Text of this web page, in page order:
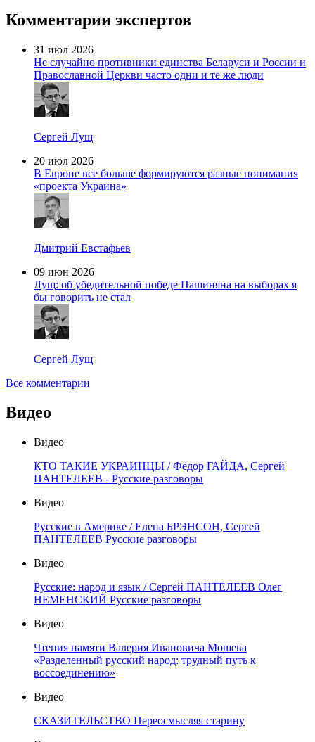
Комментарии экспертов
31 июл 2026
Не случайно противники единства Беларуси и России и
Православной Церкви часто одни и те же люди
Сергей Лущ
20 июл 2026
В Европе все больше формируются разные понимания
«проекта Украина»
Дмитрий Евстафьев
09 июн 2026
Лущ: об убедительной победе Пашиняна на выборах я
бы говорить не стал
Сергей Лущ
Все комментарии
Видео
Видео
КТО ТАКИЕ УКРАИНЦЫ / Фёдор ГАЙДА, Сергей
ПАНТЕЛЕЕВ - Русские разговоры
Видео
Русские в Америке / Елена БРЭНСОН, Сергей
ПАНТЕЛЕЕВ Русские разговоры
Видео
Русские: народ и язык / Сергей ПАНТЕЛЕЕВ Олег
НЕМЕНСКИЙ Русские разговоры
Видео
Чтения памяти Валерия Ивановича Мошева
«Разделенный русский народ: трудный путь к
воссоединению»
Видео
СКАЗИТЕЛЬСТВО Переосмысляя старину